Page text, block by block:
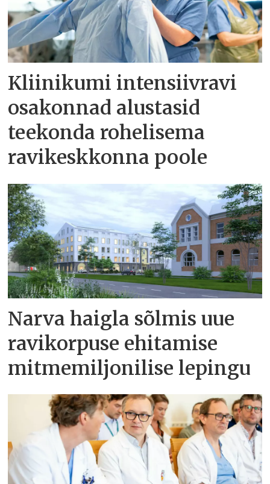
Kliinikumi intensiivravi
osakonnad alustasid
teekonda rohelisema
ravikeskkonna poole
Narva haigla sõlmis uue
ravikorpuse ehitamise
mitmemiljonilise lepingu